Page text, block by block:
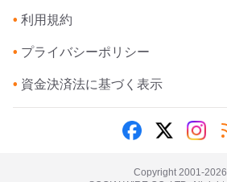
• 利用規約
• プライバシーポリシー
• 資金決済法に基づく表示
Copyright 2001-2026